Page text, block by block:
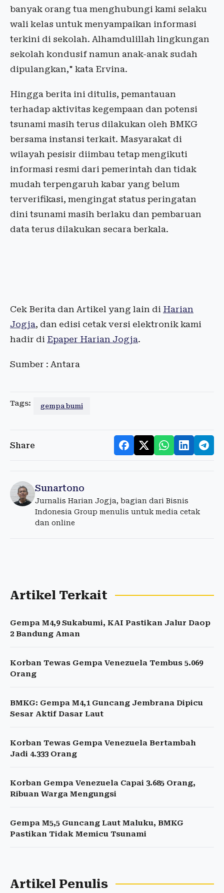
banyak orang tua menghubungi kami selaku
wali kelas untuk menyampaikan informasi
terkini di sekolah. Alhamdulillah lingkungan
sekolah kondusif namun anak-anak sudah
dipulangkan," kata Ervina.
Hingga berita ini ditulis, pemantauan
terhadap aktivitas kegempaan dan potensi
tsunami masih terus dilakukan oleh BMKG
bersama instansi terkait. Masyarakat di
wilayah pesisir diimbau tetap mengikuti
informasi resmi dari pemerintah dan tidak
mudah terpengaruh kabar yang belum
terverifikasi, mengingat status peringatan
dini tsunami masih berlaku dan pembaruan
data terus dilakukan secara berkala.
Cek Berita dan Artikel yang lain di Harian
Jogja, dan edisi cetak versi elektronik kami
hadir di Epaper Harian Jogja.
Sumber : Antara
Tags: gempa bumi
Share
Sunartono
Jurnalis Harian Jogja, bagian dari Bisnis
Indonesia Group menulis untuk media cetak
dan online
Artikel Terkait
Gempa M4,9 Sukabumi, KAI Pastikan Jalur Daop
2 Bandung Aman
Korban Tewas Gempa Venezuela Tembus 5.069
Orang
BMKG: Gempa M4,1 Guncang Jembrana Dipicu
Sesar Aktif Dasar Laut
Korban Tewas Gempa Venezuela Bertambah
Jadi 4.333 Orang
Korban Gempa Venezuela Capai 3.685 Orang,
Ribuan Warga Mengungsi
Gempa M5,5 Guncang Laut Maluku, BMKG
Pastikan Tidak Memicu Tsunami
Artikel Penulis